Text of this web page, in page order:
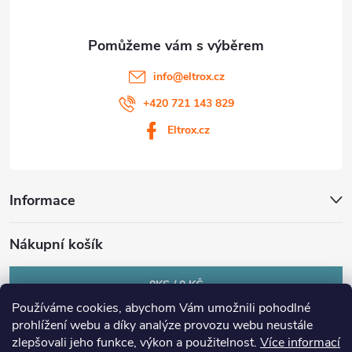
Používáme cookies, abychom Vám umožnili pohodlné
prohlížení webu a díky analýze provozu webu neustále
zlepšovali jeho funkce, výkon a použitelnost. Více informací
info@eltrox.cz
+420 721 143 829
Eltrox.cz
Informace
Nákupní košík
0KS /0 KČ